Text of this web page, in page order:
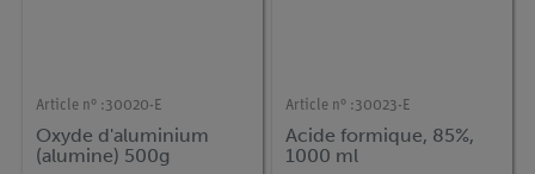
Article n° :30020-E
Oxyde d'aluminium
(alumine) 500g
Article n° :30023-E
Acide formique, 85%,
1000 ml